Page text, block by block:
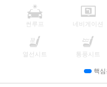
썬루프 네비게이션
열선시트 통풍시트
핵심